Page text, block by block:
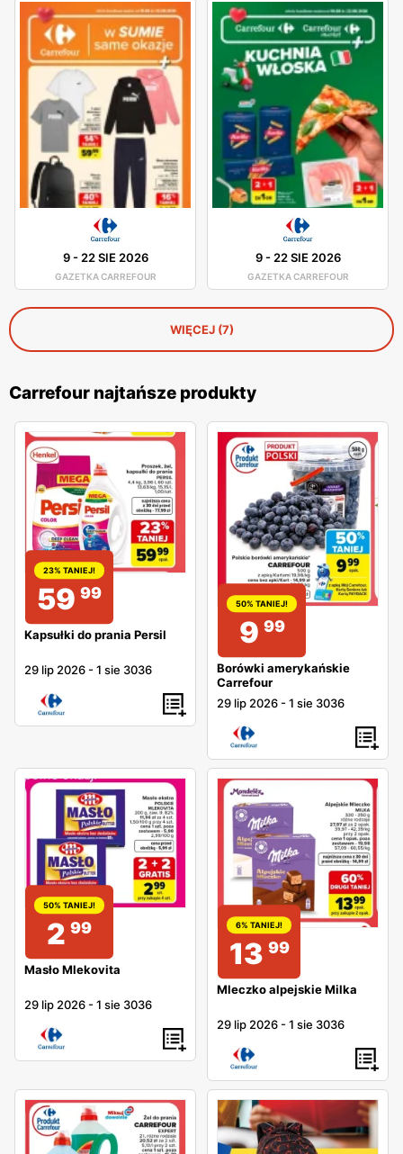
9-22 SIE 2026
GAZETKA CARREFOUR
9-22 SIE 2026
GAZETKA CARREFOUR
WIĘCEJ (7)
Carrefour najtańsze produkty
23% TANIEJ!
59 99
Kapsułki do prania Persil
29 lip 2026 -1 sie 3036
50% TANIEJ!
9 99
Borówki amerykańskie
Carrefour
29 lip 2026 -1 sie 3036
50% TANIEJ!
2 99
Masło Mlekovita
29 lip 2026 -1 sie 3036
6% TANIEJ!
13 99
Mleczko alpejskie Milka
29 lip 2026 -1 sie 3036